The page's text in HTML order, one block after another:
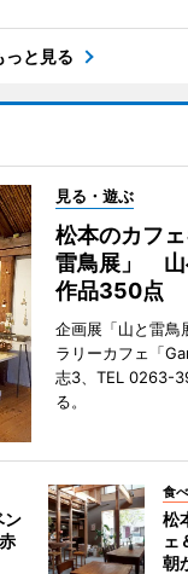
っと見る
見る・遊ぶ
松本のカフ
雷鳥展」 山
作品350点
企画展「山と雷鳥
ラリーカフェ「
志3、TEL 0263-
る。
ン
食
松
ェ
朝